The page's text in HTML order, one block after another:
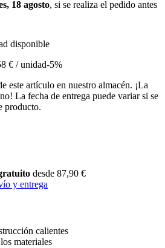
18 agosto, si se realiza el pedido antes
disponible
€ / unidad-5%
este artículo en nuestro almacén. ¡La
La fecha de entrega puede variar si se
producto.
desde 87,90 €
y entrega
calientes
materiales